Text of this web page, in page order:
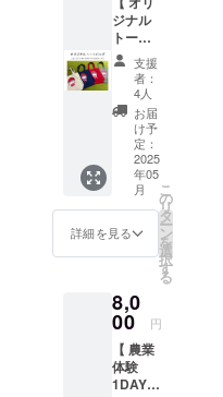
はあり
ます
が、近
隣住民
の皆さ
まのご
迷惑に
ならな
いよう
爆音な
どはご
遠慮く
い。 常
識の範
いただ
る方限
定とさ
せてい
ただき
内容に
なりま
す。
や滞在
費は各
自でご
負担く
ださ
い。 ・
クラウ
ドファ
ンディ
ング終
了後、
会場な
ど詳細
情報を
ます。
ジナル
トート
バッグ
】 オリ
ジナル
キャラ
クター
ICHICO
をデザ
インし
たトー
トバッ
クを提
供しま
す。 ・
点 ・サ
イズ：
約24cm
× 37cm
(ﾏﾁ12
㎝、持
支援
者：
4人
お届
け予
定：
2025
年05
月
詳細を見る
こ
の
リ
タ
ー
ン
を
選
択
す
る
8,0
00 円
【 農業
体験
1DAY